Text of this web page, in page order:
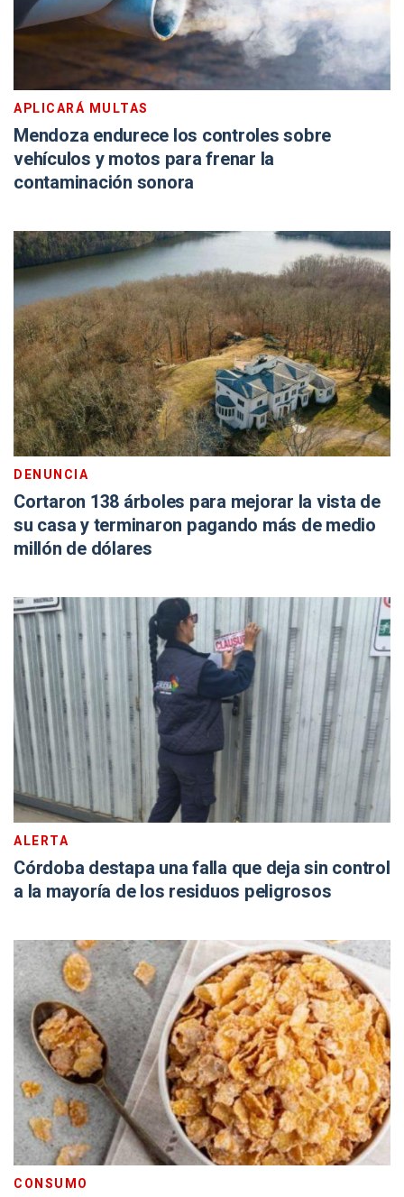
APLICARÁ MULTAS
Mendoza endurece los controles sobre
vehículos y motos para frenar la
contaminación sonora
DENUNCIA
Cortaron 138 árboles para mejorar la vista de
su casa y terminaron pagando más de medio
millón de dólares
ALERTA
Córdoba destapa una falla que deja sin control
a la mayoría de los residuos peligrosos
CONSUMO